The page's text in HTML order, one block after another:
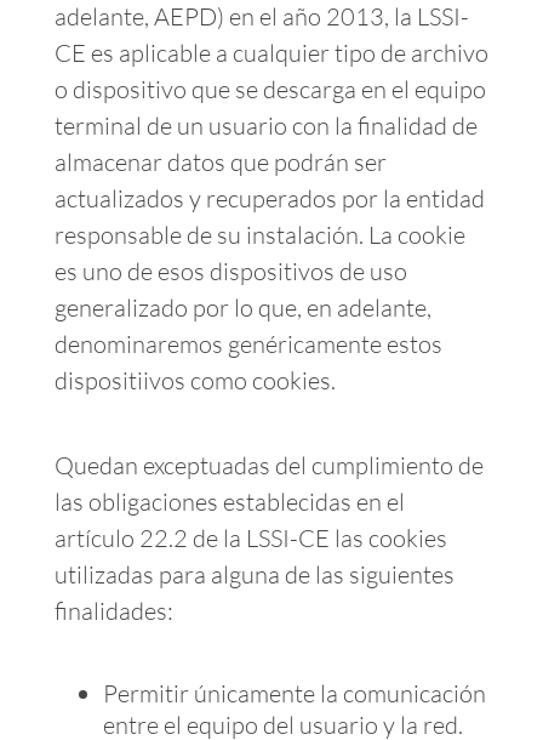
adelante, AEPD) en el año 2013, la LSSI-
CE es aplicable a cualquier tipo de archivo
o dispositivo que se descarga en el equipo
terminal de un usuario con la finalidad de
almacenar datos que podrán ser
actualizados y recuperados por la entidad
responsable de su instalación. La cookie
es uno de esos dispositivos de uso
generalizado por lo que, en adelante,
denominaremos genéricamente estos
dispositiivos como cookies.
Quedan exceptuadas del cumplimiento de
las obligaciones establecidas en el
artículo 22.2 de la LSSI-CE las cookies
utilizadas para alguna de las siguientes
finalidades:
Permitir únicamente la comunicación
entre el equipo del usuario y la red.